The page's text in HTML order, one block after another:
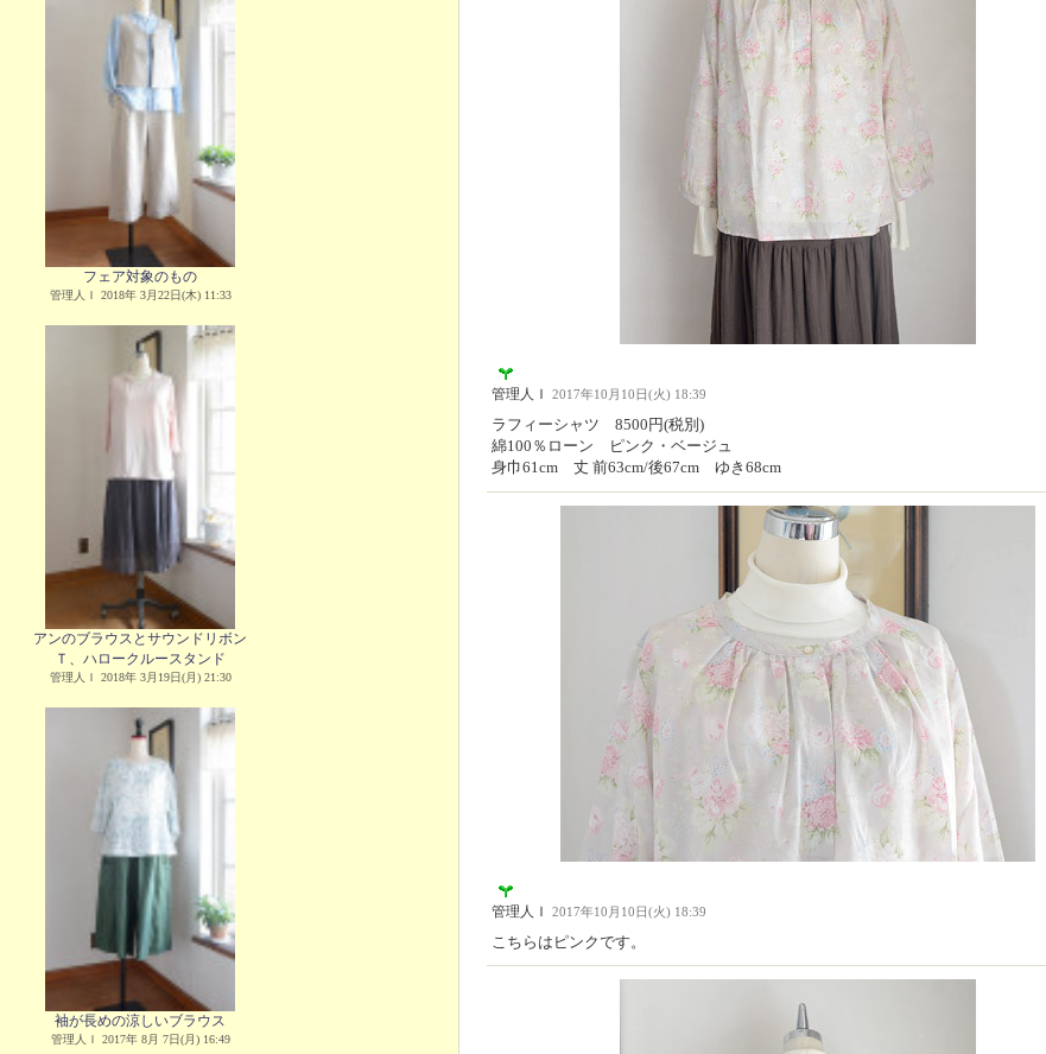
フェア対象のもの
管理人Ｉ 2018年 3月22日(木) 11:33
アンのブラウスとサウンドリボン
Ｔ、ハロークルースタンド
管理人Ｉ 2018年 3月19日(月) 21:30
袖が長めの涼しいブラウス
管理人Ｉ 2017年 8月 7日(月) 16:49
管理人Ｉ 2017年10月10日(火) 18:39
ラフィーシャツ 8500円(税別)
綿100％ローン ピンク・ベージュ
身巾61cm 丈 前63cm/後67cm ゆき68cm
管理人Ｉ 2017年10月10日(火) 18:39
こちらはピンクです。